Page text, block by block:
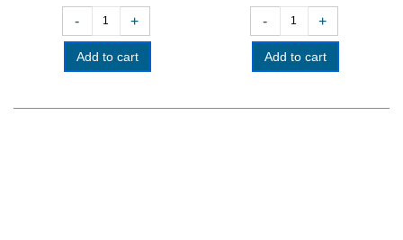
- +
Add to cart
- +
Add to cart